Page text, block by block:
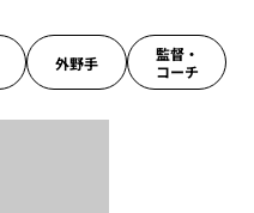
外野手
監督・
コーチ